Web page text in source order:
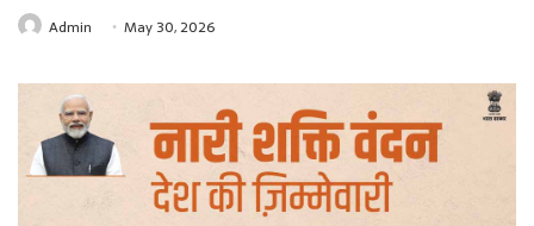
Admin May 30, 2026